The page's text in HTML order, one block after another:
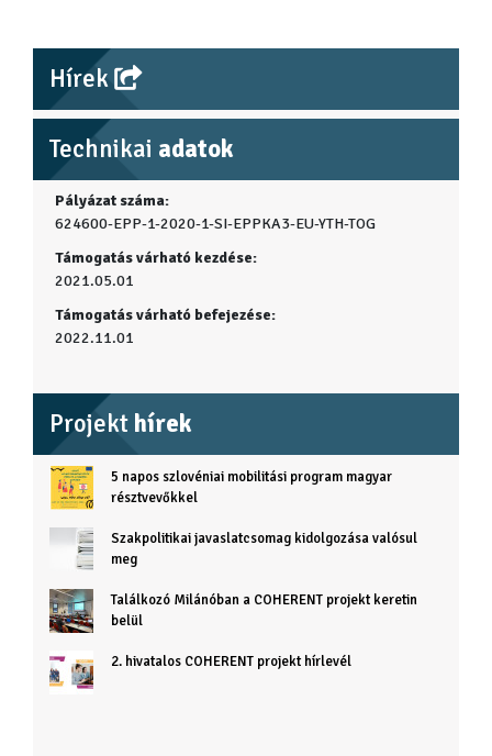
Hírek
Technikai adatok
Pályázat száma:
624600-EPP-1-2020-1-SI-EPPKA3-EU-YTH-TOG
Támogatás várható kezdése:
2021.05.01
Támogatás várható befejezése:
2022.11.01
Projekt hírek
5 napos szlovéniai mobilitási program magyar
résztvevőkkel
Szakpolitikai javaslatcsomag kidolgozása valósul
meg
Találkozó Milánóban a COHERENT projekt keretin
belül
2. hivatalos COHERENT projekt hírlevél